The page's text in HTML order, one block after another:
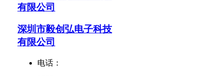
有限公司
深圳市毅创弘电子科技
有限公司
电话：